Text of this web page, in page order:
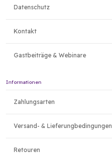
Datenschutz
Kontakt
Gastbeiträge & Webinare
Informationen
Zahlungsarten
Versand- & Lieferungbedingungen
Retouren